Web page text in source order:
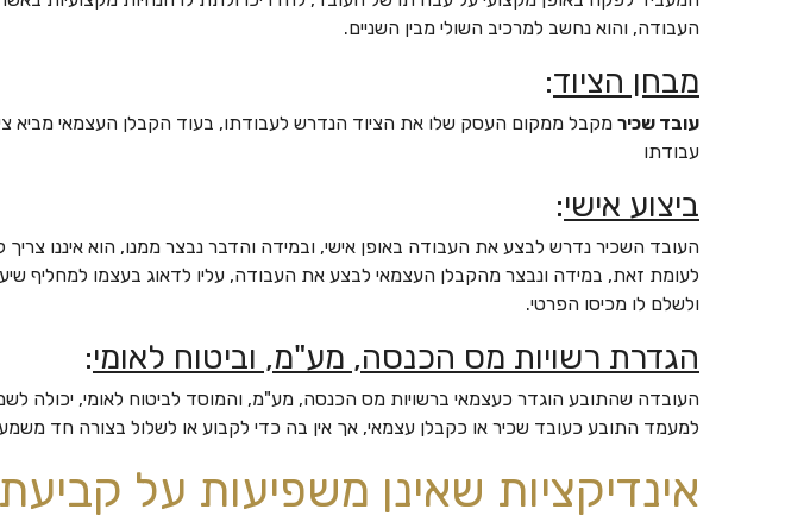
העבודה, והוא נחשב למרכיב השולי מבין השניים.
מבחן הציוד:
עובד שכיר מקבל ממקום העסק שלו את הציוד הנדרש לעבודתו, בעוד הקבלן העצמאי מביא
עבודתו
ביצוע אישי:
העובד השכיר נדרש לבצע את העבודה באופן אישי, ובמידה והדבר נבצר ממנו, הוא איננו צריך
לעומת זאת, במידה ונבצר מהקבלן העצמאי לבצע את העבודה, עליו לדאוג בעצמו למחליף
ולשלם לו מכיסו הפרטי.
הגדרת רשויות מס הכנסה, מע"מ, וביטוח לאומי:
העובדה שהתובע הוגדר כעצמאי ברשויות מס הכנסה, מע"מ, והמוסד לביטוח לאומי, יכולה
למעמד התובע כעובד שכיר או כקבלן עצמאי, אך אין בה כדי לקבוע או לשלול בצורה חד
אינדיקציות שאינן משפיעות על